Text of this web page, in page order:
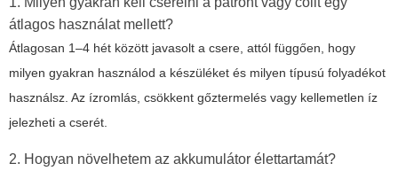
átlagos használat mellett?
Átlagosan 1–4 hét között javasolt a csere, attól függően, hogy
milyen gyakran használod a készüléket és milyen típusú folyadékot
használsz. Az ízromlás, csökkent gőztermelés vagy kellemetlen íz
jelezheti a cserét.
2. Hogyan növelhetem az akkumulátor élettartamát?